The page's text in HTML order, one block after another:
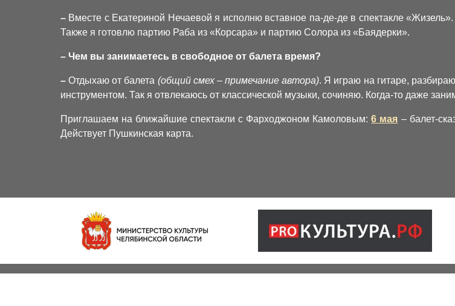
– Вместе с Екатериной Нечаевой я исполню вставное па-де-де в спектакле
Также я готовлю партию Раба из «Корсара» и партию Солора из «Баядерки».
– Чем вы занимаетесь в свободное от балета время?
– Отдыхаю от балета (общий смех – примечание автора). Я играю на гитаре,
инструментом. Так я отвлекаюсь от классической музыки, сочиняю. Когда-то даже
Приглашаем на ближайшие спектакли с Фарходжоном Камоловым:6 мая – балет-
Действует Пушкинская карта.